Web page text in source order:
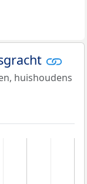
huishoudens